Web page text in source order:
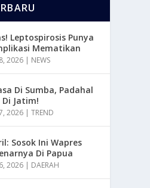
Leptospirosis Punya
Mematikan
2026 | NEWS
Di Sumba, Padahal
Di Jatim!
2026 |TREND
Sosok Ini Wapres
Di Papua
2026 | DAERAH